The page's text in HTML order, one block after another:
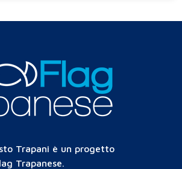
Trapani è un progetto
Trapanese.